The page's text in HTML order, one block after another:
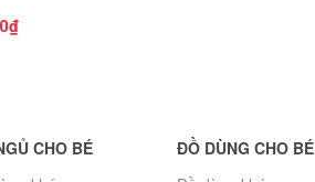
CHO BÉ
ĐỒ DÙNG CHO BÉ